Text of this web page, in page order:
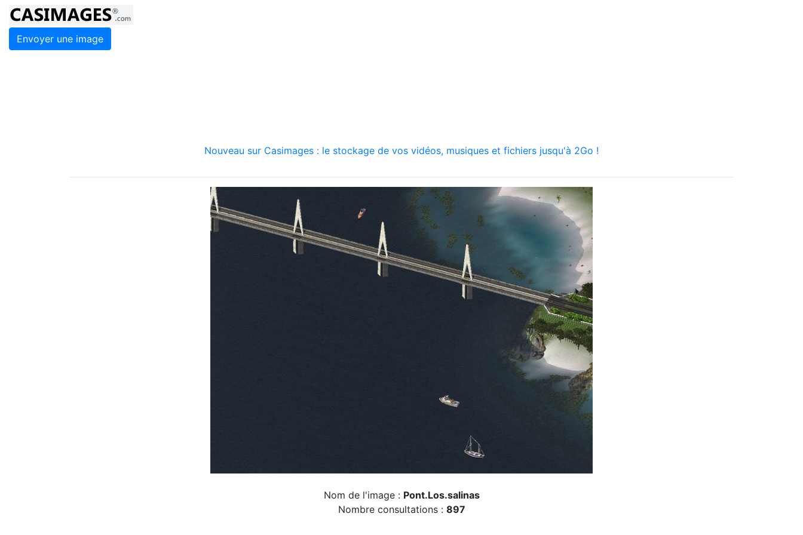
Envoyer une image
Nouveau sur Casimages : le stockage de vos vidéos, musiques et fichiers jusqu'à 2Go !
Nom de l'image : Pont.Los.salinas
Nombre consultations : 897